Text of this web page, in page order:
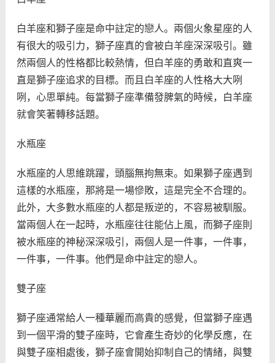
白羊座和獅子座是命中註定的戀人。兩個火象星座的人
有很大的吸引力，獅子座真的會被白羊座深深吸引。雖
然兩個人的性格都比較熱情，但白羊座的勇敢和直爽一
直是獅子座追求的目標。而且白羊座的人性格大大咧
咧，心思單純。每當獅子座準備發脾氣的時候，白羊座
就會笑著轉移話題。
水瓶座
水瓶座的人思維跳躍，頭腦無拘無束。如果獅子座遇到
這樣的水瓶座，那將是一場慘敗，這是完全不合理的。
此外，大多數水瓶座的人都是叛逆的，不容易被馴服。
當兩個人在一起時，水瓶座往往能佔上風，而獅子座則
被水瓶座的神秘深深吸引，兩個人是一件事，一件事，
一件事，一件事。他們是命中註定的戀人。
雙子座
獅子座通常給人一種華麗而高貴的感覺，但當獅子座遇
到一個平滑的雙子座時，它會產生奇妙的化學反應，在
與雙子座相處後，獅子座會開始抑制自己的情緒，與雙